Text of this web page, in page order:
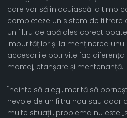
care vor să înlocuiască la timp
completeze un sistem de
Un filtru de apă ales corect
impurităților și la menținerea
accesoriile potrivite fac
montaj, etanșare și mentenanță.
Înainte să alegi, merită să
nevoie de un filtru nou sau doar
multe situații, problema nu este